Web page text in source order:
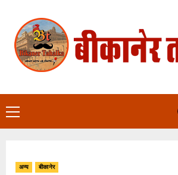
content
Primary
Menu
अन्य बीकानेर